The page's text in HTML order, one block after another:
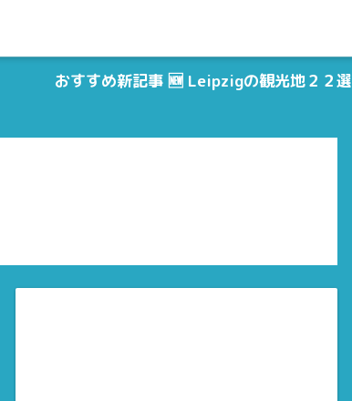
おすすめ新記事 🆕 Leipzigの観光地２２選